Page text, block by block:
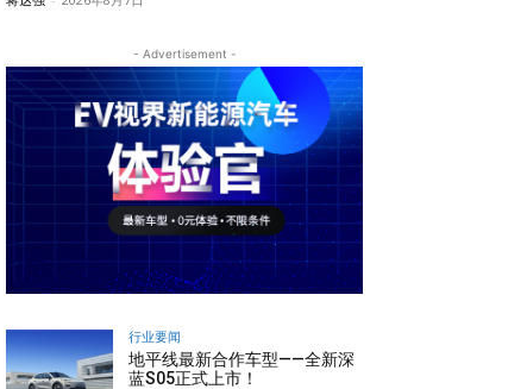
- Advertisement -
行业要闻
地平线最新合作车型——全新深
蓝S05正式上市！